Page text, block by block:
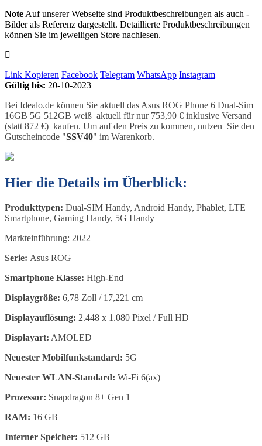
NoteAuf unserer Webseite sind Produktbeschreibungen als auch -
Bilder als Referenz dargestellt. Detaillierte Produktbeschreibungen
können Sie im jeweiligen Store nachlesen.
Link Kopieren Facebook Telegram WhatsApp Instagram
Gültig bis: 20-10-2023
Bei Idealo.de können Sie aktuell das Asus ROG Phone 6 Dual-Sim
16GB 5G 512GB weiß aktuell für nur 753,90 € inklusive Versand
(statt 872 €) kaufen. Um auf den Preis zu kommen, nutzen Sie den
Gutscheincode "SSV40" im Warenkorb.
Hier die Details im Überblick:
Produkttypen: Dual-SIM Handy, Android Handy, Phablet, LTE
Smartphone, Gaming Handy, 5G Handy
Markteinführung: 2022
Serie: Asus ROG
Smartphone Klasse: High-End
Displaygröße: 6,78 Zoll / 17,221 cm
Displayauflösung: 2.448 x 1.080 Pixel / Full HD
Displayart: AMOLED
Neuester Mobilfunkstandard: 5G
Neuester WLAN-Standard: Wi-Fi 6(ax)
Prozessor: Snapdragon 8+ Gen 1
RAM: 16 GB
Interner Speicher: 512 GB